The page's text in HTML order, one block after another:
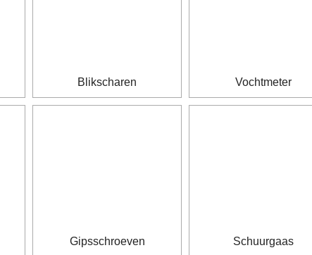
Blikscharen Vochtmeter
Gipsschroeven Schuurgaas